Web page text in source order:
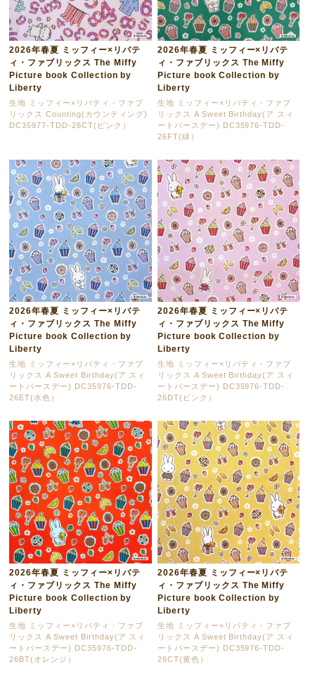
2026年春夏 ミッフィー×リバテ
ィ・ファブリックス The Miffy
Picture book Collection by
Liberty
生地 ミッフィー×リバティ・ファブ
リックス Counting(カウンティング)
DC35977-TDD-26CT(ピンク）
2026年春夏 ミッフィー×リバテ
ィ・ファブリックス The Miffy
Picture book Collection by
Liberty
生地 ミッフィー×リバティ・ファブ
リックス A Sweet Birthday(ア スィ
ートバースデー) DC35976-TDD-
26FT(緑）
2026年春夏 ミッフィー×リバテ
ィ・ファブリックス The Miffy
Picture book Collection by
Liberty
生地 ミッフィー×リバティ・ファブ
リックス A Sweet Birthday(ア スィ
ートバースデー) DC35976-TDD-
26ET(水色）
2026年春夏 ミッフィー×リバテ
ィ・ファブリックス The Miffy
Picture book Collection by
Liberty
生地 ミッフィー×リバティ・ファブ
リックス A Sweet Birthday(ア スィ
ートバースデー) DC35976-TDD-
26DT(ピンク）
2026年春夏 ミッフィー×リバテ
ィ・ファブリックス The Miffy
Picture book Collection by
Liberty
生地 ミッフィー×リバティ・ファブ
リックス A Sweet Birthday(ア スィ
ートバースデー) DC35976-TDD-
26BT(オレンジ）
2026年春夏 ミッフィー×リバテ
ィ・ファブリックス The Miffy
Picture book Collection by
Liberty
生地 ミッフィー×リバティ・ファブ
リックス A Sweet Birthday(ア スィ
ートバースデー) DC35976-TDD-
26CT(黄色）